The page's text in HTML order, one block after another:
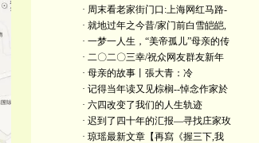
· 周末看老家街门口:上海网红马路-
· 就地过年之今昔/家门前白雪皑皑,
· 一梦一人生，“美帝孤儿”母亲的传
· 二〇二〇三幸/祝众网友群友新年
· 母亲的故事丨張大青：​冷
· 记得当年读又见棕榈--悼念作家於
· 六四改变了我们的人生轨迹
· 迟到了四十年的汇报—寻找庄家玫
· 琼瑶最新文章【再寫《握三下,我